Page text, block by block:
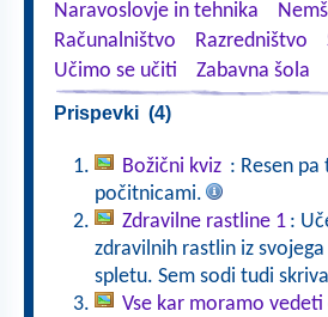
Naravoslovje in tehnika
Računalništvo
Razredništvo
Učimo se učiti
Zabavna šola
Prispevki (4)
Božični kviz : Resen
počitnicami.
Zdravilne rastline 1 :
zdravilnih rastlin iz
spletu. Sem sodi tudi
Vse kar moramo vedeti